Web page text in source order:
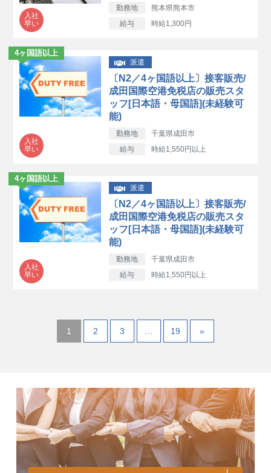
入社
早い
勤務地
熊本県熊本市
給与
時給1,300円
4ヶ国語以上
入社
早い
派遣
〔N2／4ヶ国語以上〕接客販売/
成田国際空港免税店の販売スタ
ッフ[日本語・母国語](未経験可
能)
勤務地
千葉県成田市
給与
時給1,550円以上
4ヶ国語以上
入社
早い
派遣
〔N2／4ヶ国語以上〕接客販売/
成田国際空港免税店の販売スタ
ッフ[日本語・母国語](未経験可
能)
勤務地
千葉県成田市
給与
時給1,550円以上
1 2 3 19 »